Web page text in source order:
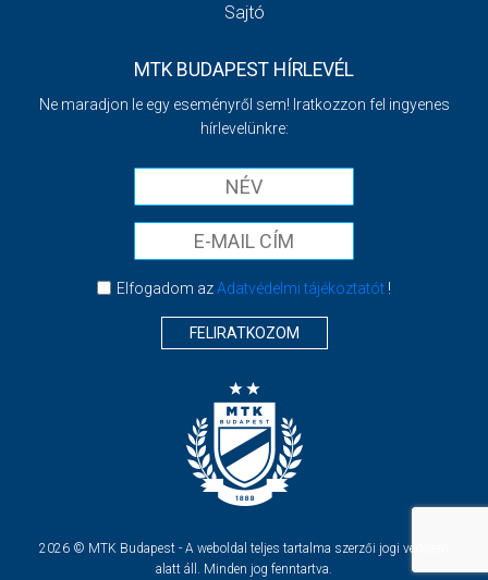
Sajtó
MTK BUDAPEST HÍRLEVÉL
Ne maradjon le egy eseményről sem! Iratkozzon fel ingyenes
hírlevelünkre:
Elfogadom azAdatvédelmi tájékoztatót!
FELIRATKOZOM
2026 © MTK Budapest - A weboldal teljes tartalma szerzői jogi védelem
alatt áll. Minden jog fenntartva.